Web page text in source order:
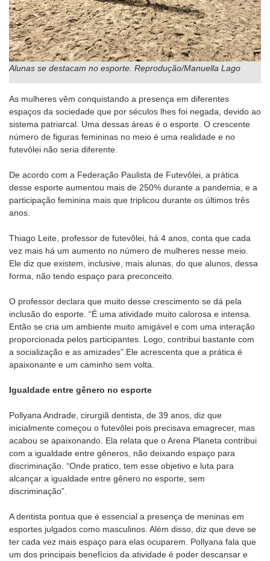
Alunas se destacam no esporte. Reprodução/Manuella Lago
As mulheres vêm conquistando a presença em diferentes
espaços da sociedade que por séculos lhes foi negada, devido ao
sistema patriarcal. Uma dessas áreas é o esporte. O crescente
número de figuras femininas no meio é uma realidade e no
futevôlei não seria diferente.
De acordo com a Federação Paulista de Futevôlei, a prática
desse esporte aumentou mais de 250% durante a pandemia, e a
participação feminina mais que triplicou durante os últimos três
anos.
Thiago Leite, professor de futevôlei, há 4 anos, conta que cada
vez mais há um aumento no número de mulheres nesse meio.
Ele diz que existem, inclusive, mais alunas, do que alunos, dessa
forma, não tendo espaço para preconceito.
O professor declara que muito desse crescimento se dá pela
inclusão do esporte. “É uma atividade muito calorosa e intensa.
Então se cria um ambiente muito amigável e com uma interação
proporcionada pelos participantes. Logo, contribui bastante com
a socialização e as amizades”.Ele acrescenta que a prática é
apaixonante e um caminho sem volta.
Igualdade entre gênero no esporte
Pollyana Andrade, cirurgiã dentista, de 39 anos, diz que
inicialmente começou o futevôlei pois precisava emagrecer, mas
acabou se apaixonando. Ela relata que o Arena Planeta contribui
com a igualdade entre gêneros, não deixando espaço para
discriminação. “Onde pratico, tem esse objetivo e luta para
alcançar a igualdade entre gênero no esporte, sem
discriminação”.
A dentista pontua que é essencial a presença de meninas em
esportes julgados como masculinos. Além disso, diz que deve se
ter cada vez mais espaço para elas ocuparem. Pollyana fala que
um dos principais benefícios da atividade é poder descansar e